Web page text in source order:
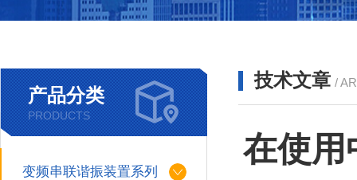
产品分类
PRODUCTS
变频串联谐振装置系列
技术文章 /
在使用